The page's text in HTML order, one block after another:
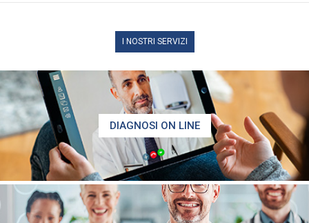
I NOSTRI SERVIZI
DIAGNOSI ON LINE